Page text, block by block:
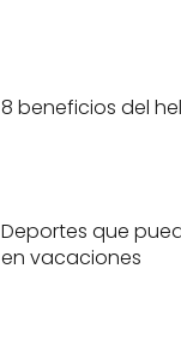
8 beneficios del
Deportes que
en vacaciones